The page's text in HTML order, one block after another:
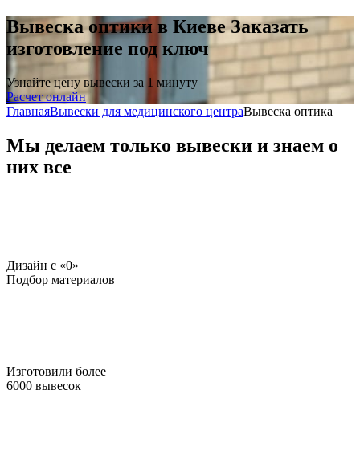
Вывеска оптики в КиевеЗаказать
изготовление под ключ
Узнайте цену вывески за 1 минуту
Расчет онлайн
ГлавнаяВывески для медицинского центраВывеска оптика
Мы делаем только вывески и знаем о
них все
Дизайн c «0»
Подбор материалов
Изготовили более
6000 вывесок